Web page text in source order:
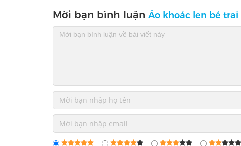
Mời bạn bình luận Áo khoác len bé